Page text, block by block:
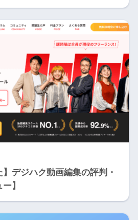
】デジハク動画編集の評判・
】